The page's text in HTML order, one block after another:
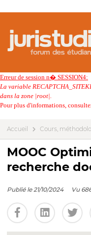
Erreur de session n� SESSION4:
La variable
dans la zone |root|.
Pour plus d'informations,
Accueil Cours,
MOOC
recherche
Publié le 21/10/2024 Vu